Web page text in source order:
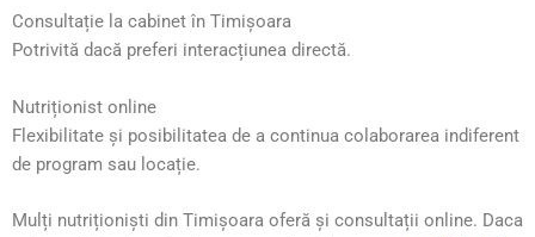
Consultație la cabinet în Timișoara
Potrivită dacă preferi interacțiunea directă.
Nutriționist online
Flexibilitate și posibilitatea de a continua colaborarea indiferent
de program sau locație.
Mulți nutriționiști din Timișoara oferă și consultații online. Daca